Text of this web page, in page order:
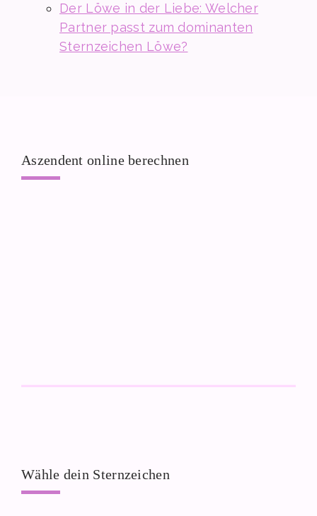
Der Löwe in der Liebe: Welcher
Partner passt zum dominanten
Sternzeichen Löwe?
Aszendent online berechnen
Wähle dein Sternzeichen